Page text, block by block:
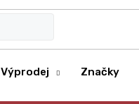
Výprodej Značky